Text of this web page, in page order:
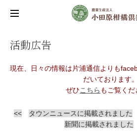
活動広告
現在、日々の情報は片浦通信よりも
だいております。
ぜひこちら もご覧くだ
<< タウンニュースに掲載されました
新聞に掲載されました